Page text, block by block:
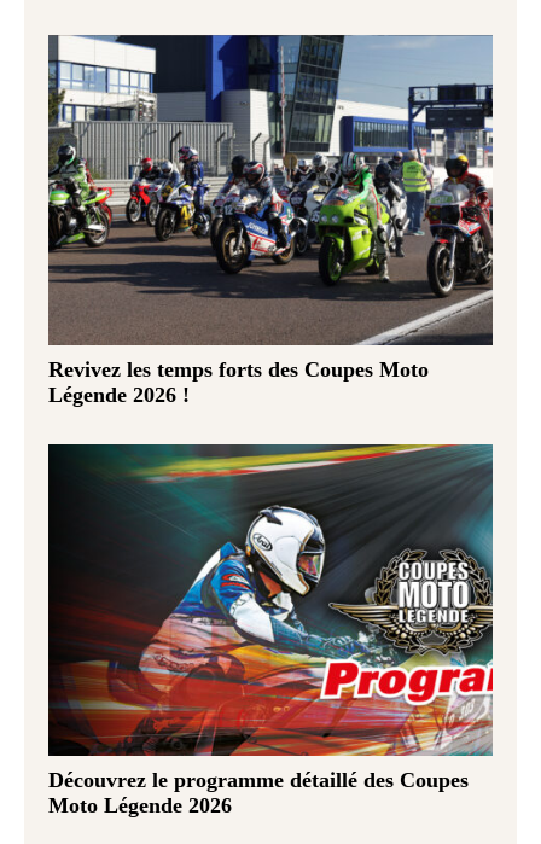
Revivez les temps forts des Coupes Moto
Légende 2026 !
Découvrez le programme détaillé des Coupes
Moto Légende 2026